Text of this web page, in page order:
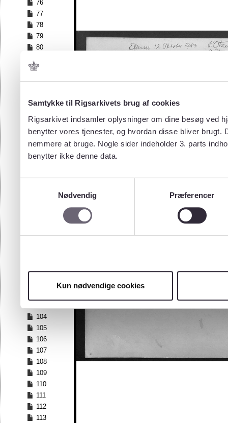
Samtykke til Rigsarkivets brug af cookies
Rigsarkivet indsamler oplysninger om dine besøg ved
benytter vores tjenester, og hvordan disse bliver
nemmere at bruge. Nogle sider indeholder 3. parts
benytter ikke denne data.
Nødvendig
Præferencer
Kun nødvendige cookies
76
77
78
79
80
82
83
85
87
88
89
90
97
100
104
105
106
107
108
109
110
111
112
113